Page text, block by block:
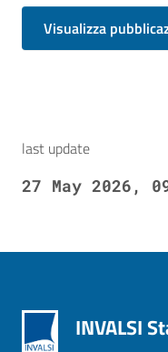
Visualizza
last update
27 May 2026,
INVALSI